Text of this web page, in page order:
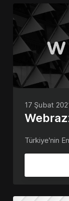
17 Şubat
Türkiye'nin